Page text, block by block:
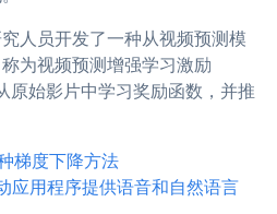
人员开发了一种从视频预测模
为视频预测增强学习激励
原始影片中学习奖励函数，并推
梯度下降方法
应用程序提供语音和自然语言